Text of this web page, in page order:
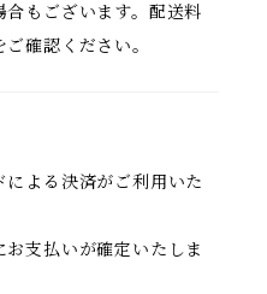
もございます。配送料
確認ください。
よる決済がご利用いた
支払いが確定いたしま